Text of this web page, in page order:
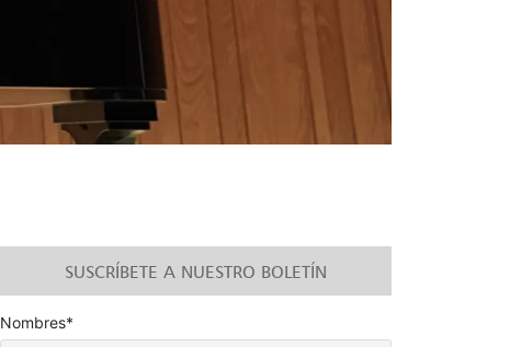
SUSCRÍBETE A NUESTRO BOLETÍN
Nombres*